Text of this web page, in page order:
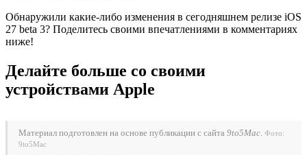
Обнаружили какие-либо изменения в сегодняшнем релизе iOS
27 beta 3? Поделитесь своими впечатлениями в комментариях
ниже!
Делайте больше со своими
устройствами Apple
Материал подготовлен на основе публикации с сайта 9to5Mac Фото:
9to5Mac